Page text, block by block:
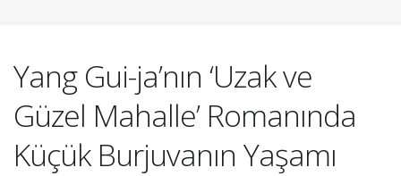
Yang Gui-ja’nın ‘Uzak ve
Güzel Mahalle’ Romanında
Küçük Burjuvanın Yaşamı